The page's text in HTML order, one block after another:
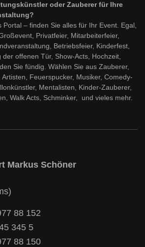
oder Zauberer für Ihre
Portal – finden Sie alles für Ihr Event. Egal,
Privatfeier, Mitarbeiterfeier,
Betriebsfeier, Kinderfest,
offenen Tür, Show-Acts, Hochzeit,
Sie fündig. Wählen Sie aus Zauberer,
Feuerspucker, Musiker, Comedy-
Mentalisten, Kinder-Zauberer,
Walk Acts, Schminker, und vieles mehr.
Markus Schöner
88 152
345 5
88 150